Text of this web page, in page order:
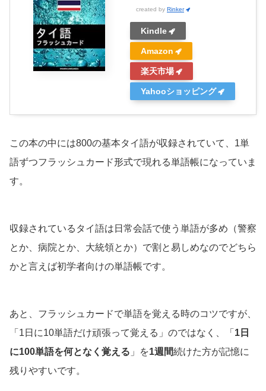
created by Rinker
Kindle
Amazon
楽天市場
Yahooショッピング
この本の中には800の基本タイ語が収録されていて、1単
語ずつフラッシュカード形式で現れる単語帳になっていま
す。
収録されているタイ語は日常会話で使う単語が多め（警察
とか、病院とか、大統領とか）で割と易しめなのでどちら
かと言えば初学者向けの単語帳です。
あと、フラッシュカードで単語を覚える時のコツですが、
「1日に10単語だけ頑張って覚える」のではなく、「 1日
に100単語を何となく覚える 」を1週間続けた方が記憶に
残りやすいです。